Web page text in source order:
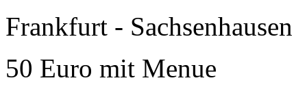
Frankfurt - Sachsenhausen
50 Euro mit Menue